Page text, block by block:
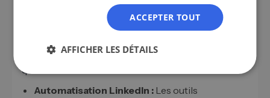
génération et de qualification des contacts peut
être considérablement rationalisé.
personnalisés et augmente en même temps la
qualité des leads :
Automatisation LinkedIn : Les outils
ACCEPTER TOUT
AFFICHER LES DÉTAILS